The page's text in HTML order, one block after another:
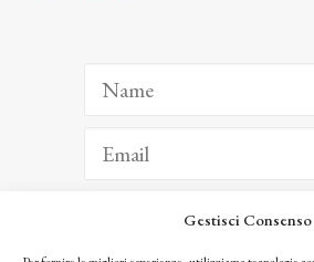
Gestisci Consenso
ISCRIVITI